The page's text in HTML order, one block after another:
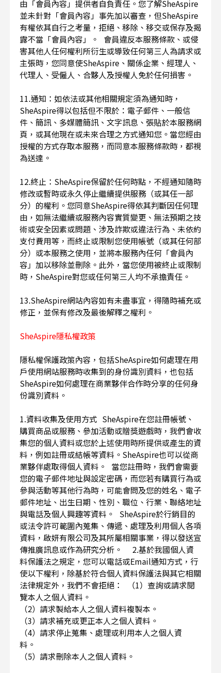
由「會員內容」提供者自負責任。您了解SheAspire
並未針對「會員內容」事先加以審查，但SheAspire
有權依其自行之考量，拒絕、移除、移交或保存及揭
露不當「會員內容」。 會員違反本服務條款、或侵
害其他人任何權利所衍生或導致任何第三人為請求或
主張時，您同意使SheAspire、關係企業、經理人、
代理人、受僱人、合夥人及授權人免於任何損害。
11.通知：如依法或其他相關規定須為通知時，
SheAspire得以包括但不限於：電子郵件、一般信
件、簡訊、多媒體簡訊、文字訊息、張貼於本服務網
頁，或其他現在或未來合理之方式通知您。當您經由
授權的方式存取本服務，而同意本服務條款時，都視
為送達。
12.終止：SheAspire保留於任何時點，不經通知隨時
修改或暫時或永久停止繼續提供服務（或其任一部
分）的權利。您同意SheAspire得依其判斷因任何理
由，如無法繼續或服務內容實質變更、無法預期之技
術或安全因素或問題、涉及詐欺或違法行為、未依約
支付費用等，而終止或限制您使用帳號（或其任何部
分）或本服務之使用，並將本服務內任何「會員內
容」加以移除並刪除。此外，當您使用被終止或限制
時，SheAspire對您或任何第三人均不承擔責任。
13.SheAspire網站內容如有未盡事宜，得隨時補充或
修正，並保有修改及最後解釋之權利。
SheAspire隱私權政策
隱私權保護政策內容，包括SheAspire如何處理在用
戶使用網站服務時收集到的身份識別資料，也包括
SheAspire如何處理在商業夥伴合作時分享的任何身
份識別資料。
1.資料收集及使用方式 SheAspire在您註冊帳號、
購買商品或服務、參加活動或贈獎遊戲時，我們會收
集您的個人資料或您於上述使用時所提供或產生的資
料，例如註冊或結帳等資料。SheAspire也可以從商
業夥伴處取得個人資料。 當您註冊時，我們會需要
您的電子郵件地址與設定密碼，而您若有購買行為或
參與活動等其他行為時，可能會問及您的姓名、電子
郵件地址、出生日期、性別、職位、行業、聯絡地址
與電話及個人興趣等資料。 SheAspire於行銷目的
或法令許可範圍內蒐集、傳遞、處理及利用個人各項
資料，啟妍有限公司及其所屬相關事業，得以發送宣
傳推廣訊息或作為研究分析。 2.基於我國個人資
料保護法之規定，您可以電話或Email通知方式，行
使以下權利，除基於符合個人資料保護法與其它相關
法律規定外，我們不會拒絕： （1）查詢或請求閱
覽本人之個人資料。
（2）請求製給本人之個人資料複製本。
（3）請求補充或更正本人之個人資料。
（4）請求停止蒐集、處理或利用本人之個人資
料。
（5）請求刪除本人之個人資料。